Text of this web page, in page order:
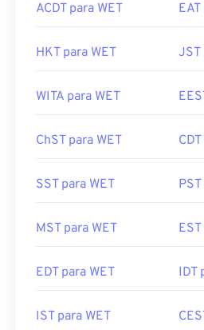
ACDT para WET
HKT para WET JST
WITA para WET
ChST para WET
SST para WET
MST para WET
EDT para WET IDT
IST para WET